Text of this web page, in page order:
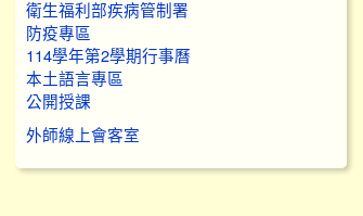
衛生福利部疾病管制署
防疫專區
114學年第2學期行事曆
本土語言專區
公開授課
外師線上會客室